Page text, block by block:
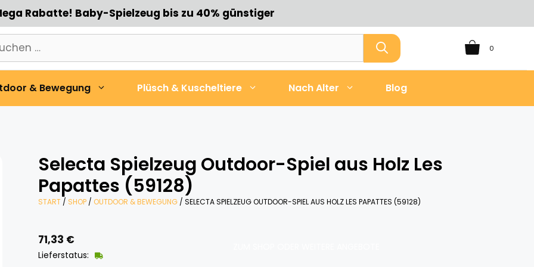
Rabatte! Baby-Spielzeug bis zu 40% günstiger
0
& Bewegung Plüsch & Kuscheltiere Nach Alter Blog
Selecta Spielzeug Outdoor-Spiel aus Holz Les
Papattes (59128)
START / SHOP / OUTDOOR & BEWEGUNG / SELECTA SPIELZEUG OUTDOOR-SPIEL AUS HOLZ LES PAPATTES (59128)
71,33 €
Lieferstatus: